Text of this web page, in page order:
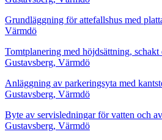
Grundläggning för attefallshus med
Värmdö
Tomtplanering med höjdsättning,
Gustavsberg, Värmdö
Anläggning av parkeringsyta med
Gustavsberg, Värmdö
Byte av servisledningar för vatten och
Gustavsberg, Värmdö